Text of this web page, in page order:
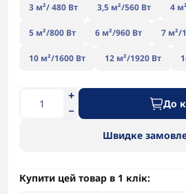
3 м²/ 480 Вт 3,5 м²/560 Вт 4
5 м²/800 Вт 6 м²/960 Вт 7 м²/
10 м²/1600 Вт 12 м²/1920 Вт
До
Швидке
Купити цей товар в 1 клік: